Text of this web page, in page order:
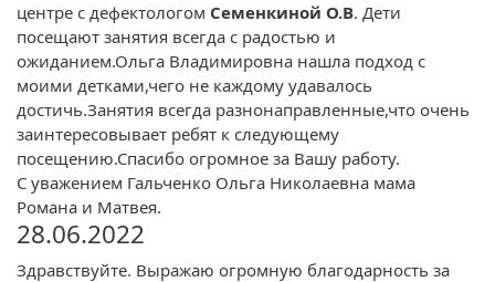
центре с дефектологом Семенкиной О.В. Дети
посещают занятия всегда с радостью и
ожиданием.Ольга Владимировна нашла подход с
моими детками,чего не каждому удавалось
достичь.Занятия всегда разнонаправленные,что очень
заинтересовывает ребят к следующему
посещению.Спасибо огромное за Вашу работу.
С уважением Гальченко Ольга Николаевна мама
Романа и Матвея.
28.06.2022
Здравствуйте. Выражаю огромную благодарность за